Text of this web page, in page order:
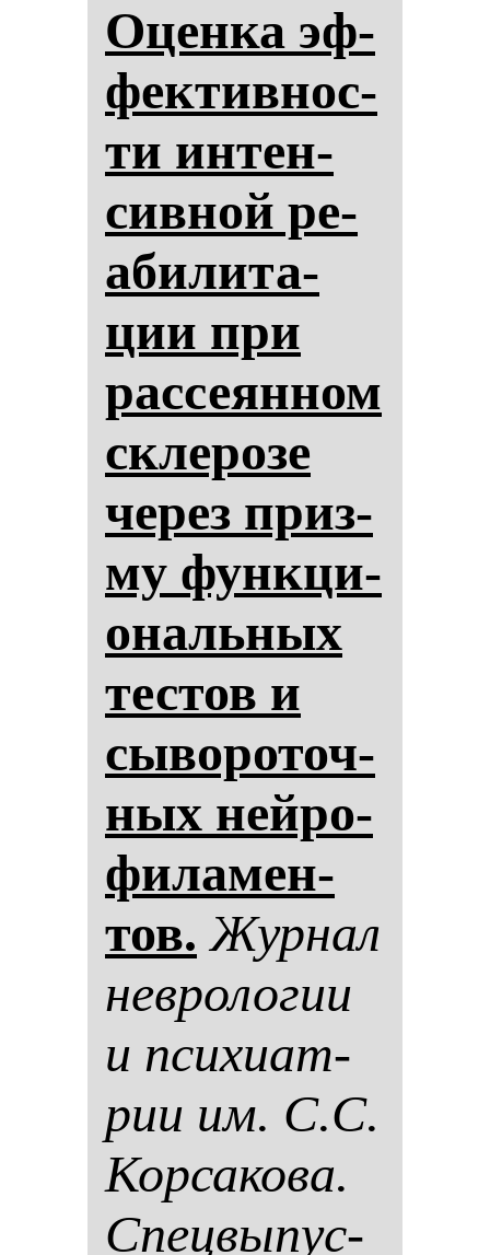
Оцен­ка эф­
фек­тив­нос­
ти ин­тен­
сив­ной ре­
аби­ли­та­
ции при
рас­се­ян­ном
скле­ро­зе
че­рез приз­
му фун­кци­
ональ­ных
тес­тов и
сы­во­ро­точ­
ных ней­ро­
фи­ла­мен­
тов. Жур­нал
нев­ро­ло­гии
и пси­хи­ат­
рии им. С.С.
Кор­са­ко­ва.
Спец­вы­пус­